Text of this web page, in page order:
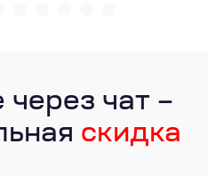
через чат –
скидка